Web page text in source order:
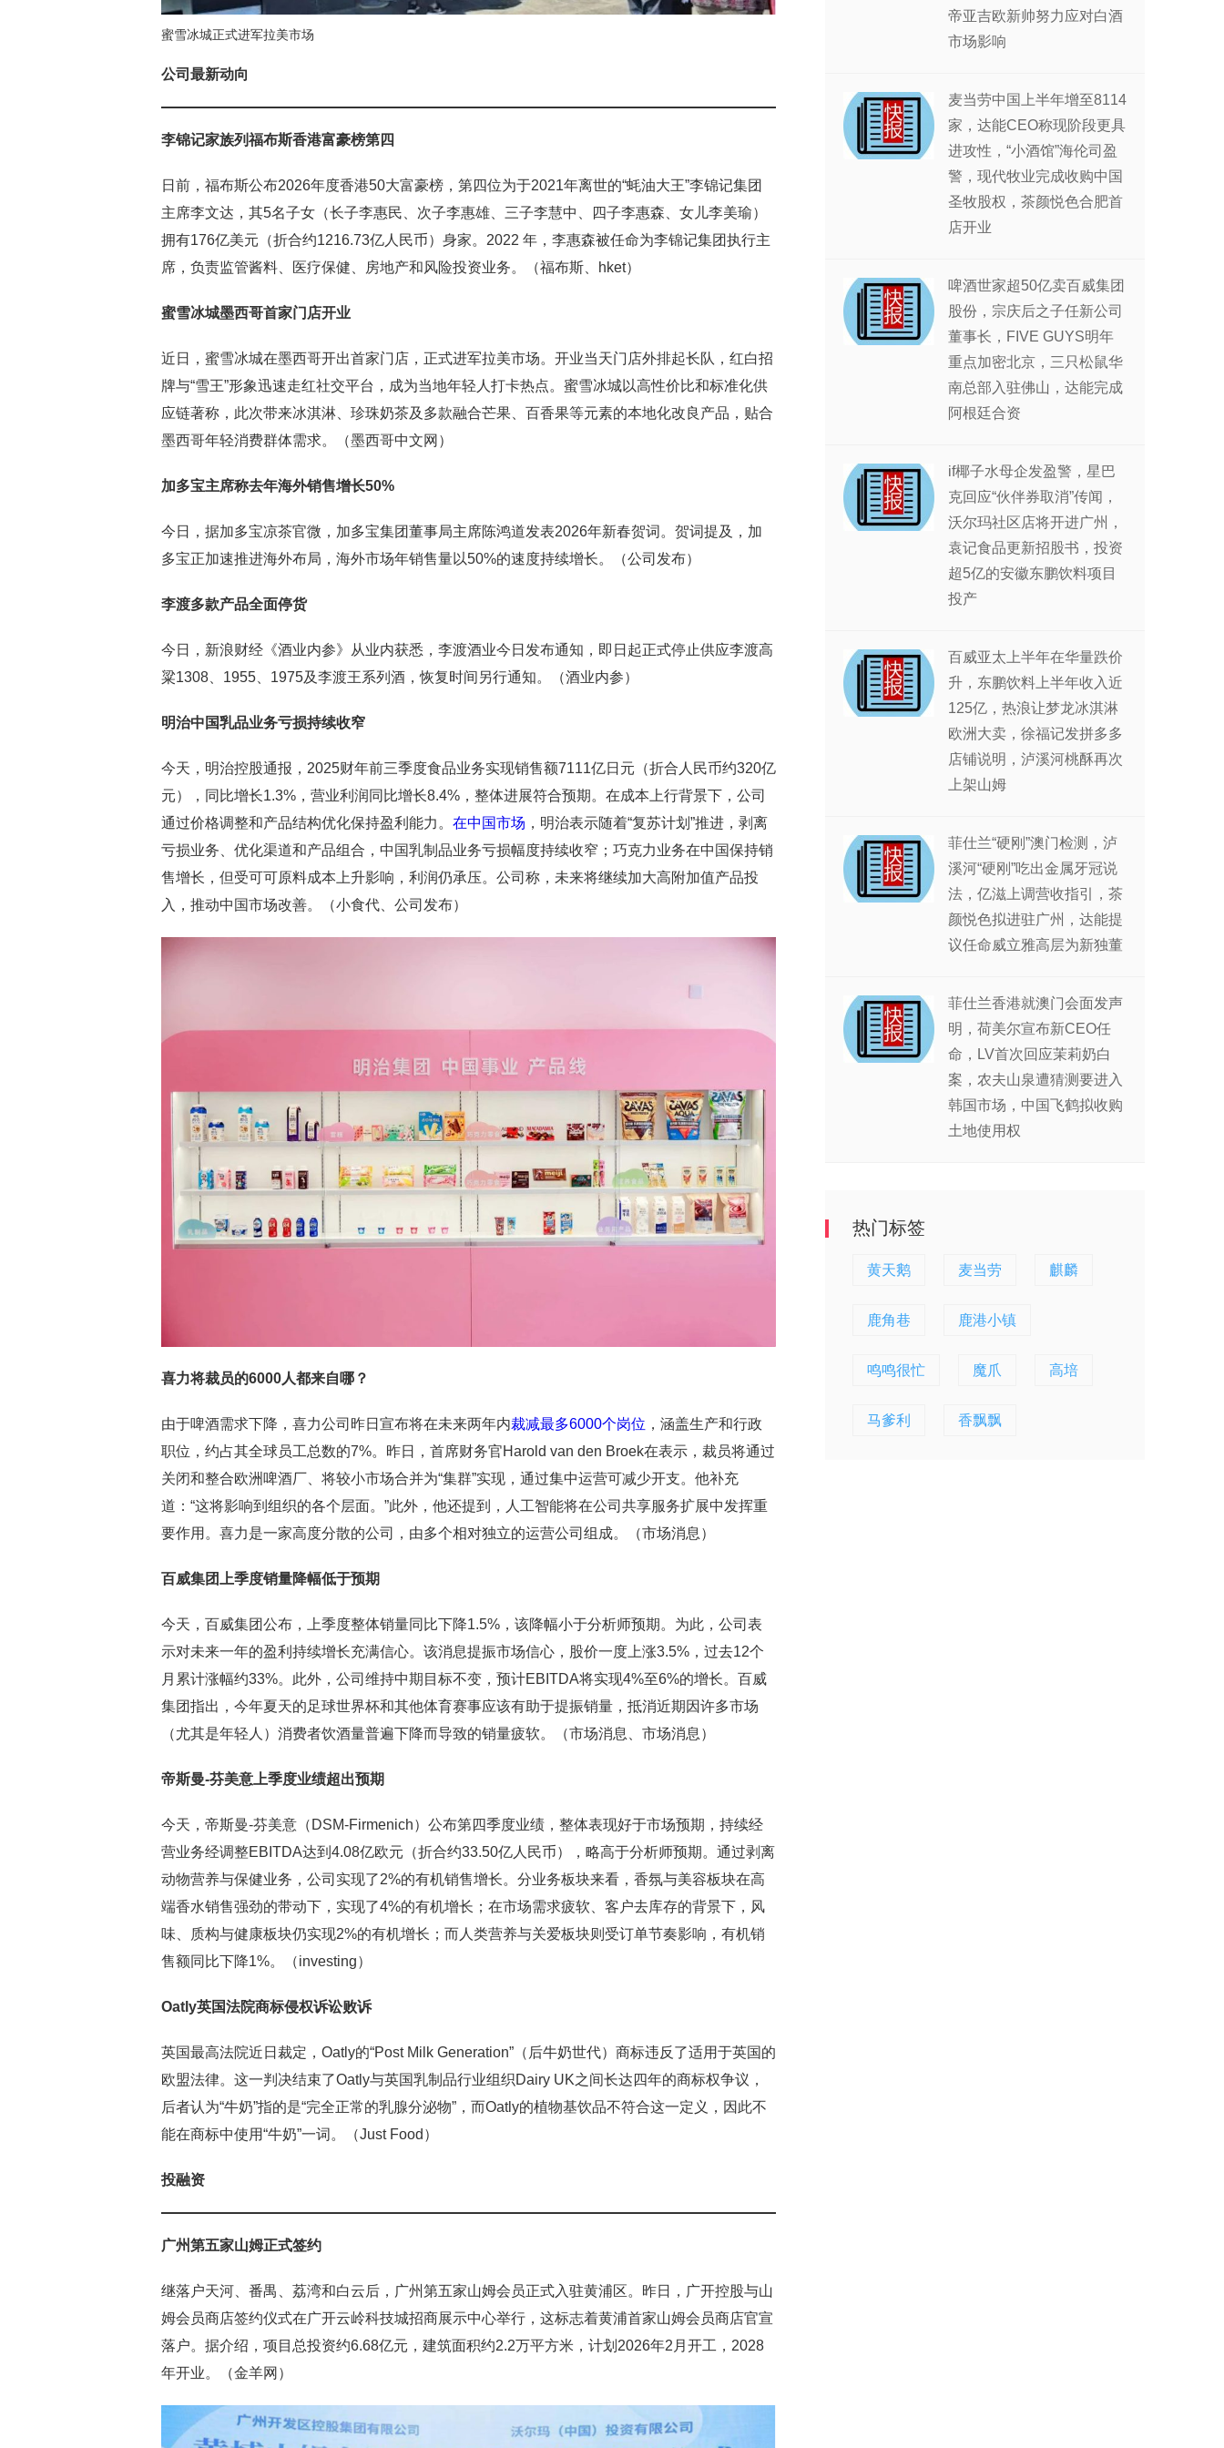
蜜雪冰城正式进军拉美市场
公司最新动向
李锦记家族列福布斯香港富豪榜第四
日前，福布斯公布2026年度香港50大富豪榜，第四位为于2021年离世的“蚝油大王”李锦记集团
主席李文达，其5名子女（长子李惠民、次子李惠雄、三子李慧中、四子李惠森、女儿李美瑜）
拥有176亿美元（折合约1216.73亿人民币）身家。2022 年，李惠森被任命为李锦记集团执行主
席，负责监管酱料、医疗保健、房地产和风险投资业务。（福布斯、hket）
蜜雪冰城墨西哥首家门店开业
近日，蜜雪冰城在墨西哥开出首家门店，正式进军拉美市场。开业当天门店外排起长队，红白招
牌与“雪王”形象迅速走红社交平台，成为当地年轻人打卡热点。蜜雪冰城以高性价比和标准化供
应链著称，此次带来冰淇淋、珍珠奶茶及多款融合芒果、百香果等元素的本地化改良产品，贴合
墨西哥年轻消费群体需求。（墨西哥中文网）
加多宝主席称去年海外销售增长50%
今日，据加多宝凉茶官微，加多宝集团董事局主席陈鸿道发表2026年新春贺词。贺词提及，加
多宝正加速推进海外布局，海外市场年销售量以50%的速度持续增长。（公司发布）
李渡多款产品全面停货
今日，新浪财经《酒业内参》从业内获悉，李渡酒业今日发布通知，即日起正式停止供应李渡高
粱1308、1955、1975及李渡王系列酒，恢复时间另行通知。（酒业内参）
明治中国乳品业务亏损持续收窄
今天，明治控股通报，2025财年前三季度食品业务实现销售额7111亿日元（折合人民币约320亿
元），同比增长1.3%，营业利润同比增长8.4%，整体进展符合预期。在成本上行背景下，公司
通过价格调整和产品结构优化保持盈利能力。 在中国市场 ，明治表示随着“复苏计划”推进，剥离
亏损业务、优化渠道和产品组合，中国乳制品业务亏损幅度持续收窄；巧克力业务在中国保持销
售增长，但受可可原料成本上升影响，利润仍承压。公司称，未来将继续加大高附加值产品投
入，推动中国市场改善。（小食代、公司发布）
喜力将裁员的6000人都来自哪？
由于啤酒需求下降，喜力公司昨日宣布将在未来两年内裁减最多6000个岗位 ，涵盖生产和行政
职位，约占其全球员工总数的7%。昨日，首席财务官Harold van den Broek在表示，裁员将通过
关闭和整合欧洲啤酒厂、将较小市场合并为“集群”实现，通过集中运营可减少开支。他补充
道：“这将影响到组织的各个层面。”此外，他还提到，人工智能将在公司共享服务扩展中发挥重
要作用。喜力是一家高度分散的公司，由多个相对独立的运营公司组成。（市场消息）
百威集团上季度销量降幅低于预期
今天，百威集团公布，上季度整体销量同比下降1.5%，该降幅小于分析师预期。为此，公司表
示对未来一年的盈利持续增长充满信心。该消息提振市场信心，股价一度上涨3.5%，过去12个
月累计涨幅约33%。此外，公司维持中期目标不变，预计EBITDA将实现4%至6%的增长。百威
集团指出，今年夏天的足球世界杯和其他体育赛事应该有助于提振销量，抵消近期因许多市场
（尤其是年轻人）消费者饮酒量普遍下降而导致的销量疲软。（市场消息、市场消息）
帝斯曼-芬美意上季度业绩超出预期
今天，帝斯曼-芬美意（DSM-Firmenich）公布第四季度业绩，整体表现好于市场预期，持续经
营业务经调整EBITDA达到4.08亿欧元（折合约33.50亿人民币），略高于分析师预期。通过剥离
动物营养与保健业务，公司实现了2%的有机销售增长。分业务板块来看，香氛与美容板块在高
端香水销售强劲的带动下，实现了4%的有机增长；在市场需求疲软、客户去库存的背景下，风
味、质构与健康板块仍实现2%的有机增长；而人类营养与关爱板块则受订单节奏影响，有机销
售额同比下降1%。（investing）
Oatly英国法院商标侵权诉讼败诉
英国最高法院近日裁定，Oatly的“Post Milk Generation”（后牛奶世代）商标违反了适用于英国的
欧盟法律。这一判决结束了Oatly与英国乳制品行业组织Dairy UK之间长达四年的商标权争议，
后者认为“牛奶”指的是“完全正常的乳腺分泌物”，而Oatly的植物基饮品不符合这一定义，因此不
能在商标中使用“牛奶”一词。（Just Food）
投融资
广州第五家山姆正式签约
继落户天河、番禺、荔湾和白云后，广州第五家山姆会员正式入驻黄浦区。昨日，广开控股与山
姆会员商店签约仪式在广开云岭科技城招商展示中心举行，这标志着黄浦首家山姆会员商店官宣
落户。据介绍，项目总投资约6.68亿元，建筑面积约2.2万平方米，计划2026年2月开工，2028
年开业。（金羊网）
帝亚吉欧新帅努力应对白酒
市场影响
麦当劳中国上半年增至8114
家，达能CEO称现阶段更具
进攻性，“小酒馆”海伦司盈
警，现代牧业完成收购中国
圣牧股权，茶颜悦色合肥首
店开业
啤酒世家超50亿卖百威集团
股份，宗庆后之子任新公司
董事长，FIVE GUYS明年
重点加密北京，三只松鼠华
南总部入驻佛山，达能完成
阿根廷合资
if椰子水母企发盈警，星巴
克回应“伙伴券取消”传闻，
沃尔玛社区店将开进广州，
袁记食品更新招股书，投资
超5亿的安徽东鹏饮料项目
投产
百威亚太上半年在华量跌价
升，东鹏饮料上半年收入近
125亿，热浪让梦龙冰淇淋
欧洲大卖，徐福记发拼多多
店铺说明，泸溪河桃酥再次
上架山姆
菲仕兰“硬刚”澳门检测，泸
溪河“硬刚”吃出金属牙冠说
法，亿滋上调营收指引，茶
颜悦色拟进驻广州，达能提
议任命威立雅高层为新独董
菲仕兰香港就澳门会面发声
明，荷美尔宣布新CEO任
命，LV首次回应茉莉奶白
案，农夫山泉遭猜测要进入
韩国市场，中国飞鹤拟收购
土地使用权
热门标签
黄天鹅 麦当劳 麒麟
鹿角巷 鹿港小镇
鸣鸣很忙 魔爪 高培
马爹利 香飘飘